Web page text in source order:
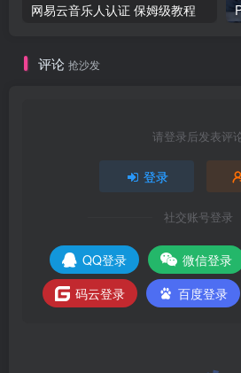
网易云音乐人认证 保姆级教程
评论 抢沙发
请登录后发表评
登录
社交账号登录
QQ登录 微信登录
码云登录
百度登录